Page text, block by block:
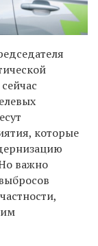
которые
важно